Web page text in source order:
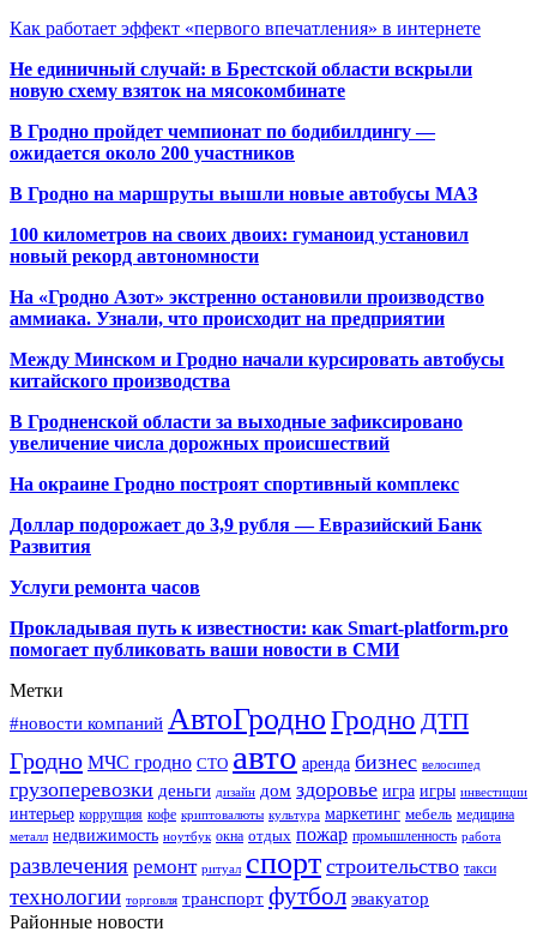
Как работает эффект «первого впечатления» в интернете
Не единичный случай: в Брестской области вскрыли
новую схему взяток на мясокомбинате
В Гродно пройдет чемпионат по бодибилдингу —
ожидается около 200 участников
В Гродно на маршруты вышли новые автобусы МАЗ
100 километров на своих двоих: гуманоид установил
новый рекорд автономности
На «Гродно Азот» экстренно остановили производство
аммиака. Узнали, что происходит на предприятии
Между Минском и Гродно начали курсировать автобусы
китайского производства
В Гродненской области за выходные зафиксировано
увеличение числа дорожных происшествий
На окраине Гродно построят спортивный комплекс
Доллар подорожает до 3,9 рубля — Евразийский Банк
Развития
Услуги ремонта часов
Прокладывая путь к известности: как Smart-platform.pro
помогает публиковать ваши новости в СМИ
Метки
#новости компаний АвтоГродноГродно ДТП
Гродно МЧС гродно СТО авто аренда бизнес велосипед
грузоперевозки деньги дизайн дом здоровье игра игры инвестиции
интерьер коррупция кофе криптовалюты культура маркетинг мебель медицина
металл недвижимость ноутбук окна отдых пожар промышленность работа
развлечения ремонт ритуал спорт строительство такси
технологии торговля транспорт футбол эвакуатор
Районные новости